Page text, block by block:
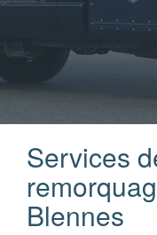
Services
Blennes